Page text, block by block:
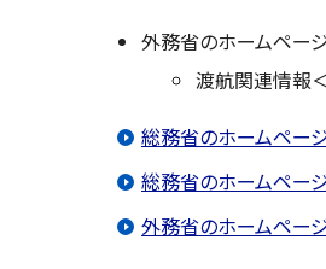
外務省のホームペー
渡航関連情報
総務省のホームペー
総務省のホームペー
外務省のホームペー